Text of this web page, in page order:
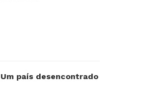
Um país desencontrado